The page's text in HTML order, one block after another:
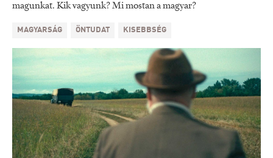
magunkat. Kik vagyunk? Mi mostan a magyar?
MAGYARSÁG ÖNTUDAT KISEBBSÉG